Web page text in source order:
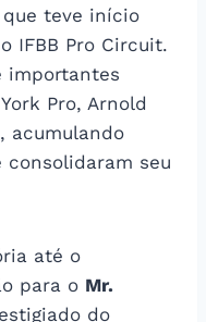
teve início
IFBB Pro Circuit.
importantes
Pro, Arnold
acumulando
consolidaram seu
até o
para o Mr.
do